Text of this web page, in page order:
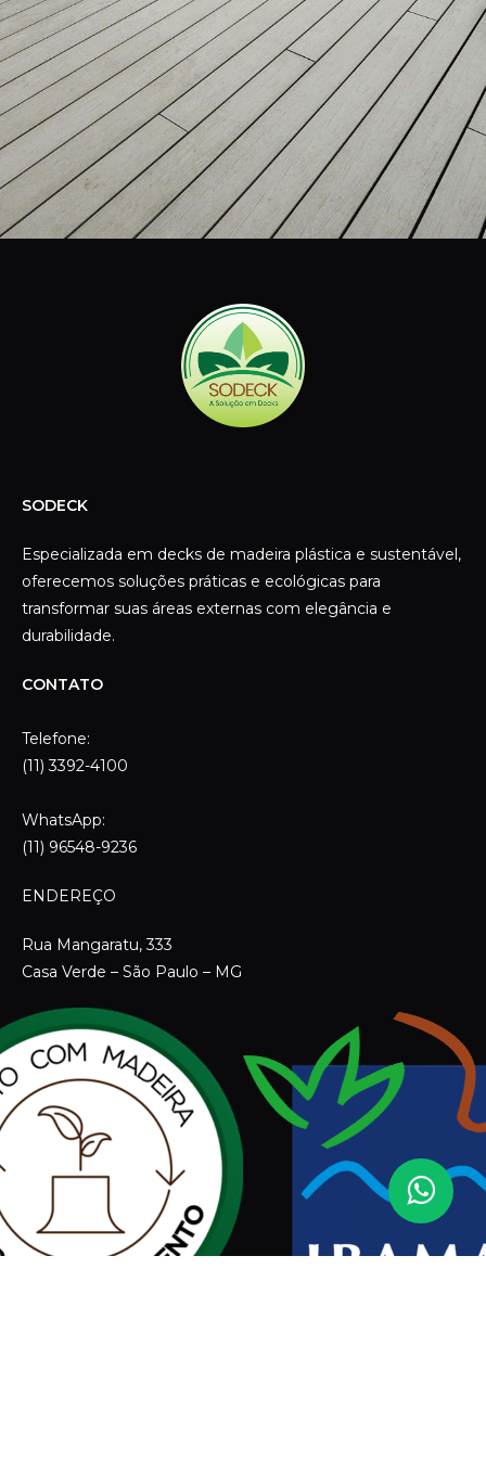
SODECK
Especializada em decks de madeira plástica e sustentável,
oferecemos soluções práticas e ecológicas para
transformar suas áreas externas com elegância e
durabilidade.
CONTATO
Telefone:
(11) 3392-4100
WhatsApp:
(11) 96548-9236
ENDEREÇO
Rua Mangaratu, 333
Casa Verde – São Paulo – MG